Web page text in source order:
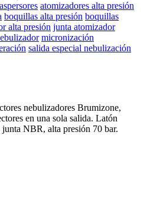
aspersores atomizadores alta presión
boquillas alta presión boquillas
alta presión junta atomizador
micronización
salida especial nebulización
nebulizadores Brumizone,
en una sola salida. Latón
NBR, alta presión 70 bar.